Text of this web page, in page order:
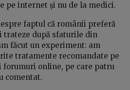
pe internet și nu de la medici.
faptul că românii preferă
trateze după sfaturile din
făcut un experiment: am
tratamente recomandate pe
forumuri online, pe care patru
comentat.